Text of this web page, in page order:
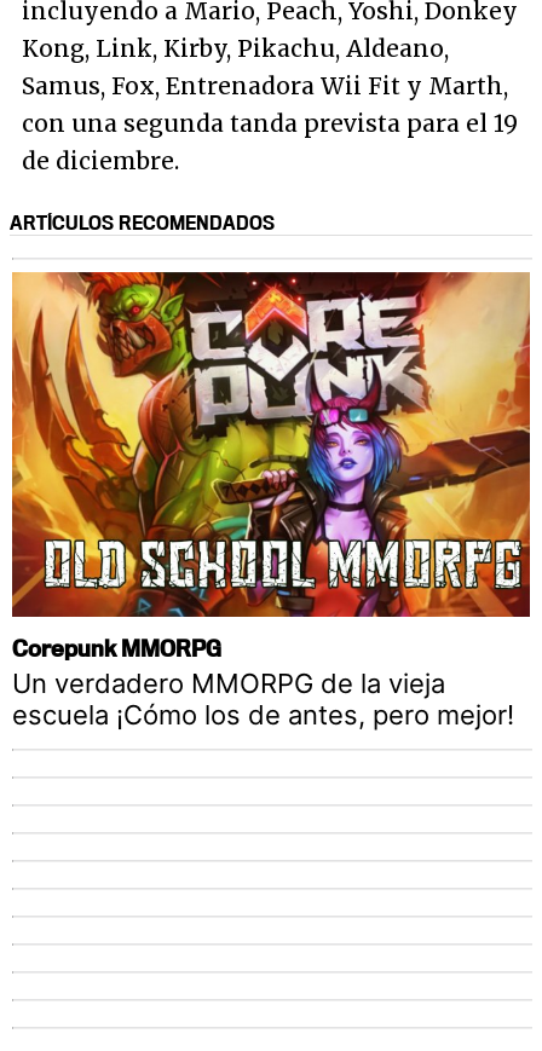
incluyendo a Mario, Peach, Yoshi, Donkey
Kong, Link, Kirby, Pikachu, Aldeano,
Samus, Fox, Entrenadora Wii Fit y Marth,
con una segunda tanda prevista para el 19
de diciembre.
ARTÍCULOS RECOMENDADOS
Corepunk MMORPG
Un verdadero MMORPG de la vieja
escuela ¡Cómo los de antes, pero mejor!